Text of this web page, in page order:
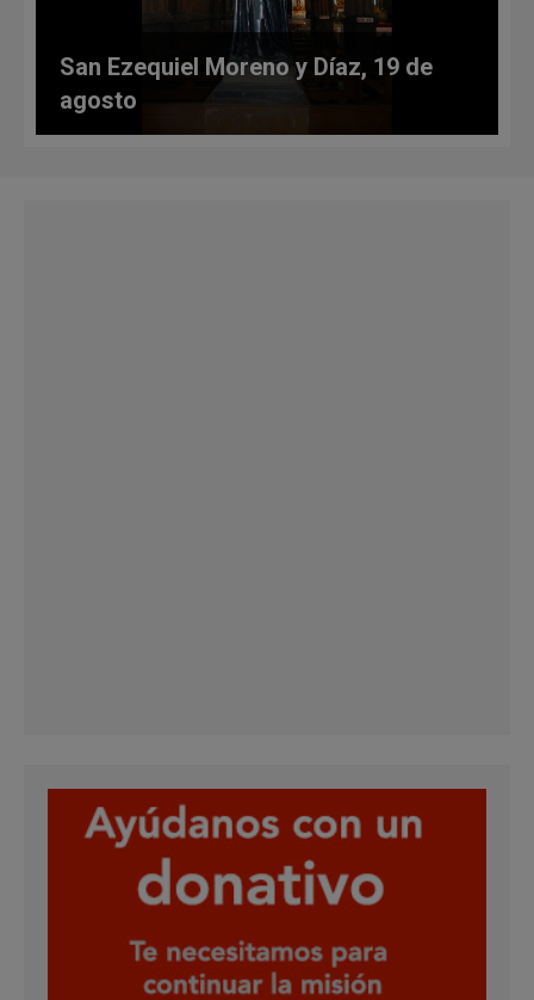
San Ezequiel Moreno y Díaz, 19 de
agosto